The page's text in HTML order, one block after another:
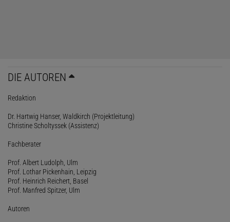
DIE AUTOREN
Redaktion
Dr. Hartwig Hanser, Waldkirch (Projektleitung)
Christine Scholtyssek (Assistenz)
Fachberater
Prof. Albert Ludolph, Ulm
Prof. Lothar Pickenhain, Leipzig
Prof. Heinrich Reichert, Basel
Prof. Manfred Spitzer, Ulm
Autoren